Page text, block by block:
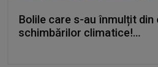
Bolile care s-au înmulțit din
schimbărilor climatice!...